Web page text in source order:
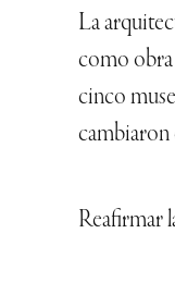
La
como obra
cinco
cambiaron
Reafirmar